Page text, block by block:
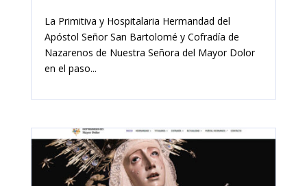
La Primitiva y Hospitalaria Hermandad del
Apóstol Señor San Bartolomé y Cofradía de
Nazarenos de Nuestra Señora del Mayor Dolor
en el paso...